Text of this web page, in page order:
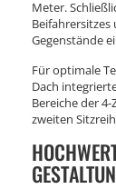
Meter.
Beifahrersitzes
Gegenstände
Für optimale
Dach
Bereiche der
zweiten